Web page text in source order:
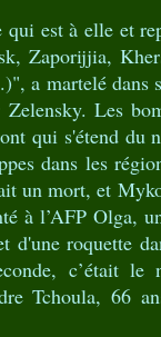
est à elle et
Zaporijjia,
a martelé dans
Les
qui s'étend du
dans les
un mort, et
à l’AFP Olga,
roquette
c’était
Tchoula, 66